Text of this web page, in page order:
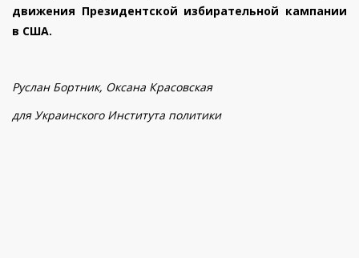
движения Президентской избирательной кампании
в США.
Руслан Бортник, Оксана Красовская
для Украинского Института политики